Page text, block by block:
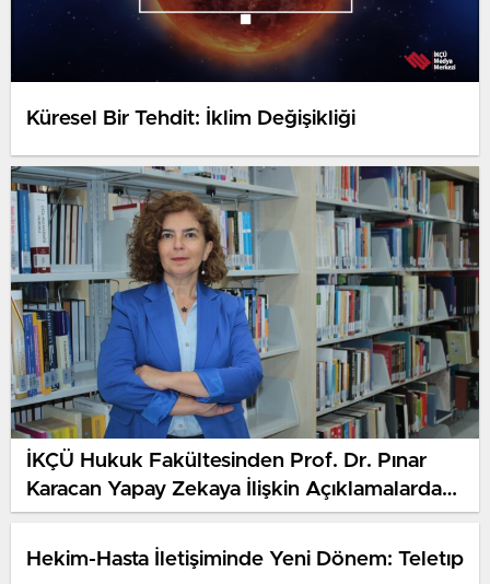
Küresel Bir Tehdit: İklim Değişikliği
İKÇÜ Hukuk Fakültesinden Prof. Dr. Pınar
Karacan Yapay Zekaya İlişkin Açıklamalarda
Bulundu
Hekim-Hasta İletişiminde Yeni Dönem: Teletıp